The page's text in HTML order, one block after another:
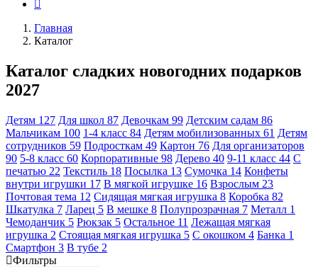
Главная
Каталог
Каталог сладких новогодних подарков
2027
Детям 127 Для школ 87 Девочкам 99 Детским садам 86
Мальчикам 100 1-4 класс 84 Детям мобилизованных 61 Детям
сотрудников 59 Подросткам 49 Картон 76 Для организаторов
90 5-8 класс 60 Корпоративные 98 Дерево 40 9-11 класс 44 С
печатью 22 Текстиль 18 Посылка 13 Сумочка 14 Конфеты
внутри игрушки 17 В мягкой игрушке 16 Взрослым 23
Почтовая тема 12 Сидящая мягкая игрушка 8 Коробка 82
Шкатулка 7 Ларец 5 В мешке 8 Полупрозрачная 7 Металл 1
Чемоданчик 5 Рюкзак 5 Остальное 11 Лежащая мягкая
игрушка 2 Стоящая мягкая игрушка 5 С окошком 4 Банка 1
Смартфон 3 В тубе 2
Фильтры